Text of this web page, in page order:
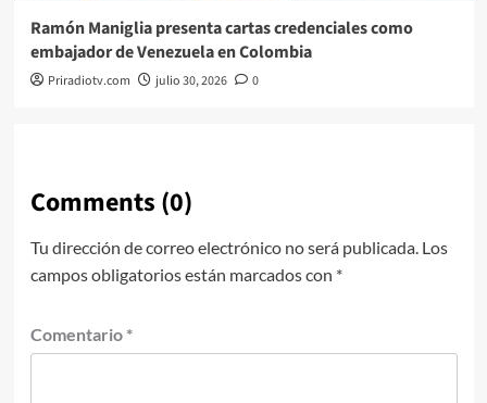
Ramón Maniglia presenta cartas credenciales como
embajador de Venezuela en Colombia
Priradiotv.com julio 30, 2026 0
Comments (0)
Tu dirección de correo electrónico no será publicada. Los
campos obligatorios están marcados con *
Comentario *